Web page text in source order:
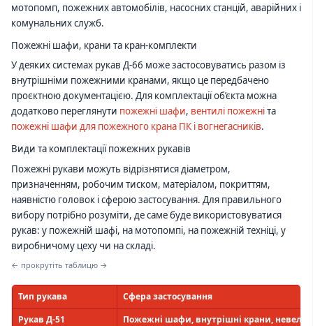
мотопомп, пожежних автомобілів, насосних станцій, аварійних і
комунальних служб.
Пожежні шафи, крани та кран-комплекти
У деяких системах рукав Д-66 може застосовуватись разом із
внутрішніми пожежними кранами, якщо це передбачено
проєктною документацією. Для комплектації об’єкта можна
додатково переглянути пожежні шафи, вентилі пожежніта
пожежні шафи для пожежного крана ПК і вогнегасників.
Види та комплектації пожежних рукавів
Пожежні рукави можуть відрізнятися діаметром,
призначенням, робочим тиском, матеріалом, покриттям,
наявністю головок і сферою застосування. Для правильного
вибору потрібно розуміти, де саме буде використовуватися
рукав: у пожежній шафі, на мотопомпі, на пожежній техніці, у
виробничому цеху чи на складі.
← прокрутіть таблицю →
Тип рукава
Сфера застосування
Рукав Д-51
Пожежні шафи, внутрішні крани,